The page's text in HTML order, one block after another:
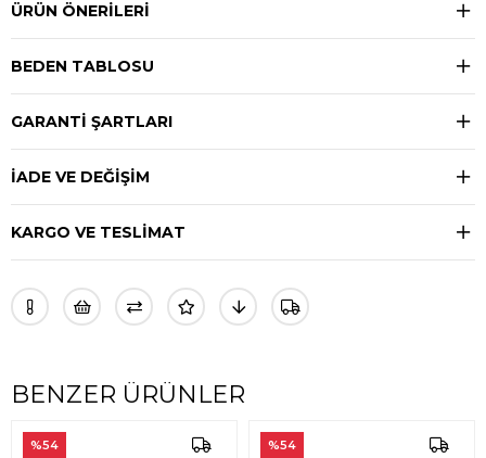
ÜRÜN ÖNERILERI
BEDEN TABLOSU
GARANTİ ŞARTLARI
İADE VE DEĞİŞİM
KARGO VE TESLİMAT
BENZER ÜRÜNLER
%54 %54